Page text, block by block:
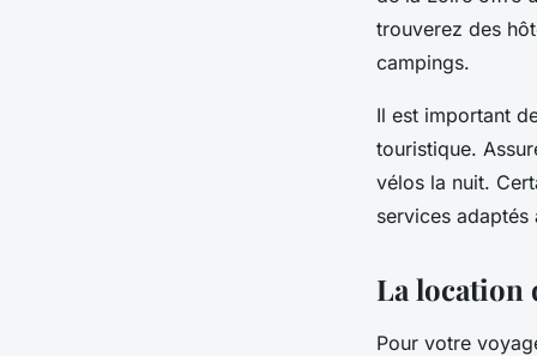
trouverez des
campings.
Il est important
touristique.
vélos la nuit.
services
La location
Pour votre